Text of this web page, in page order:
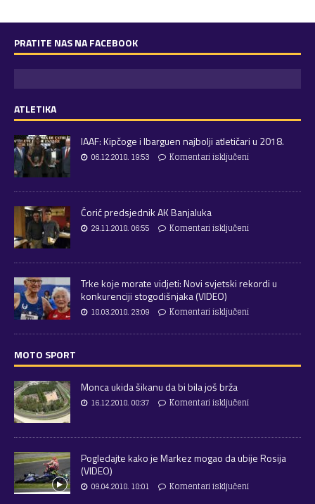
PRATITE NAS NA FACEBOOK
ATLETIKA
IAAF: Kipčoge i Ibarguen najbolji atletičari u 2018.
06.12.2018. 19:53 Komentari isključeni
Ćorić predsjednik AK Banjaluka
29.11.2018. 06:55 Komentari isključeni
Trke koje morate vidjeti: Novi svjetski rekordi u
konkurenciji stogodišnjaka (VIDEO)
18.03.2018. 23:09 Komentari isključeni
MOTO SPORT
Monca ukida šikanu da bi bila još brža
16.12.2018. 00:37 Komentari isključeni
Pogledajte kako je Markez mogao da ubije Rosija
(VIDEO)
09.04.2018. 18:01 Komentari isključeni